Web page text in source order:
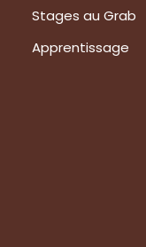
Stages au Grab
Apprentissage